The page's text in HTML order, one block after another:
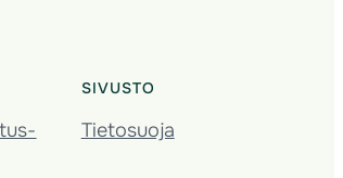
SIVUSTO
Tietosuoja